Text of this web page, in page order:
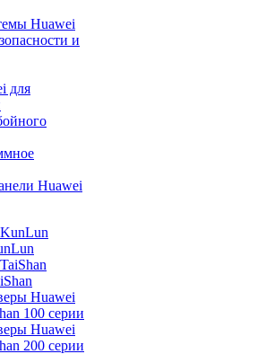
Huawei
и
для
Huawei
Huawei
100 серии
Huawei
200 серии